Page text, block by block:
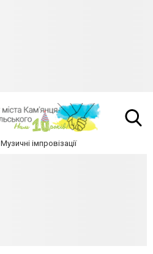
Музичні імпровізації